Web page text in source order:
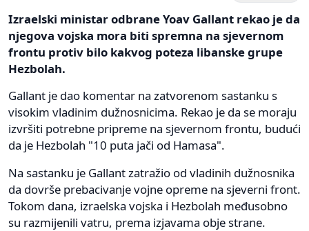
Izraelski ministar odbrane Yoav Gallant rekao je da
njegova vojska mora biti spremna na sjevernom
frontu protiv bilo kakvog poteza libanske grupe
Hezbolah.
Gallant je dao komentar na zatvorenom sastanku s
visokim vladinim dužnosnicima. Rekao je da se moraju
izvršiti potrebne pripreme na sjevernom frontu, budući
da je Hezbolah "10 puta jači od Hamasa".
Na sastanku je Gallant zatražio od vladinih dužnosnika
da dovrše prebacivanje vojne opreme na sjeverni front.
Tokom dana, izraelska vojska i Hezbolah međusobno
su razmijenili vatru, prema izjavama obje strane.